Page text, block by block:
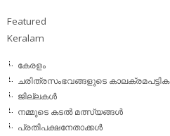
Featured
Keralam
കേരളം
ചരിത്രസംഭവങ്ങളുടെ കാലക്രമപട്ടിക
ജില്ലകള്‍
നമ്മുടെ കടല്‍ മത്സ്യങ്ങള്‍
പ്രതിപക്ഷനേതാക്കള്‍